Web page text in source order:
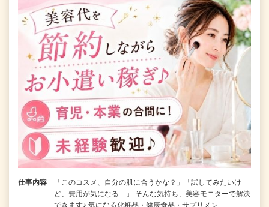
仕事内容
「このコスメ、自分の肌に合うかな？」「試してみたいけ
ど、費用が気になる…」 そんな気持ち、美容モニターで解決